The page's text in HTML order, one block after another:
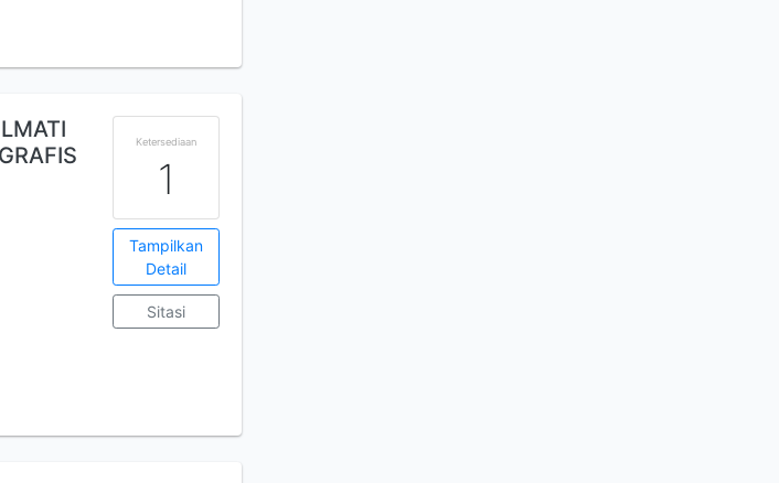
Ketersediaan
1
Tampilkan
Detail
Sitasi